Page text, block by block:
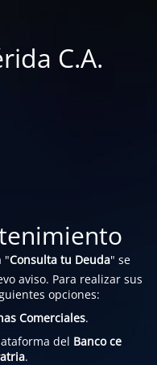
C.A.
"Consulta tu Deuda" se
aviso. Para realizar sus
opciones:
Comerciales.
del Banco ce
.